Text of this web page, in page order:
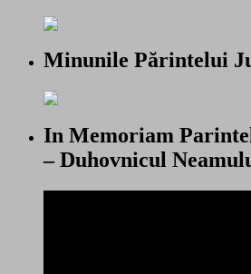
Minunile Părintelui
In Memoriam
– Duhovnicul